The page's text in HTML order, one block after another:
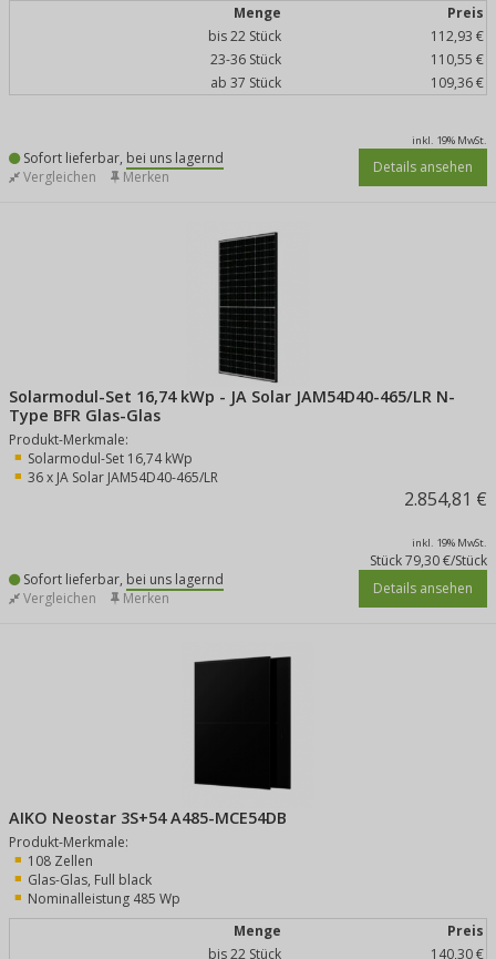
Menge
Preis
bis 22 Stück
112,93 €
23-36 Stück
110,55 €
ab 37 Stück
109,36 €
inkl. 19% MwSt.
Sofort lieferbar, bei uns lagernd Details ansehen
Vergleichen Merken
Solarmodul-Set 16,74 kWp - JA Solar JAM54D40-465/LR N-
Type BFR Glas-Glas
Produkt-Merkmale:
Solarmodul-Set 16,74 kWp
36 x JA Solar JAM54D40-465/LR
2.854,81 €
inkl. 19% MwSt.
Stück79,30 €/Stück
Sofort lieferbar, bei uns lagernd Details ansehen
Vergleichen Merken
AIKO Neostar 3S+54 A485-MCE54DB
Produkt-Merkmale:
108 Zellen
Glas-Glas, Full black
Nominalleistung 485 Wp
Menge
Preis
bis 22 Stück
140,30 €